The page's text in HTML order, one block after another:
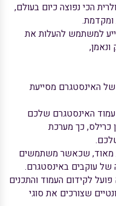
הכי נפוצה כיום בעולם,
ומקדמת.
למשתמש להעלות את
האינסטגרם מסייעת
האינסטגרם שלכם
כרילס, כך מערכת
מאוד, שכאשר משתמשים
של עוקבים באינסטגרם.
לקידום העמוד והתכנים
שצורכים את סוגי